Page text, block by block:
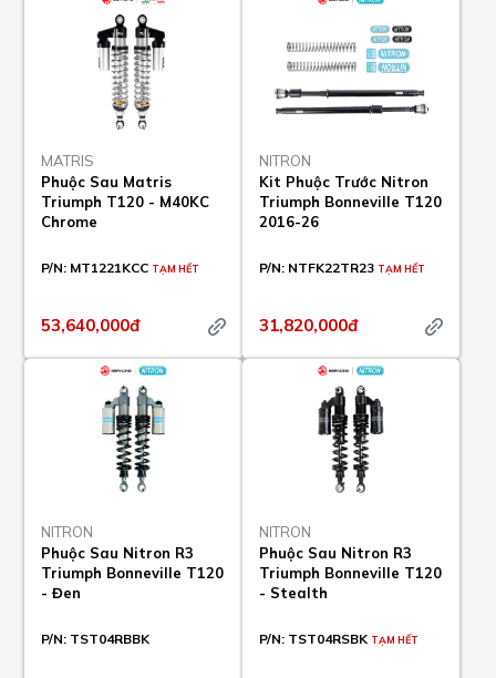
MATRIS
Phuộc Sau Matris
Triumph T120 - M40KC
Chrome
P/N: MT1221KCC TẠM HẾT
53,640,000đ
NITRON
Kit Phuộc Trước Nitron
Triumph Bonneville T120
2016-26
P/N: NTFK22TR23 TẠM HẾT
31,820,000đ
NITRON
Phuộc Sau Nitron R3
Triumph Bonneville T120
- Đen
P/N: TST04RBBK
NITRON
Phuộc Sau Nitron R3
Triumph Bonneville T120
- Stealth
P/N: TST04RSBK TẠM HẾT